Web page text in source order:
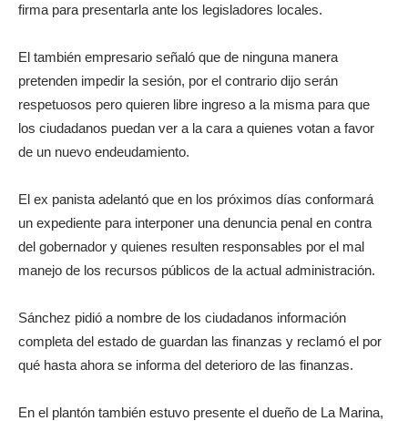
firma para presentarla ante los legisladores locales.
El también empresario señaló que de ninguna manera
pretenden impedir la sesión, por el contrario dijo serán
respetuosos pero quieren libre ingreso a la misma para que
los ciudadanos puedan ver a la cara a quienes votan a favor
de un nuevo endeudamiento.
El ex panista adelantó que en los próximos días conformará
un expediente para interponer una denuncia penal en contra
del gobernador y quienes resulten responsables por el mal
manejo de los recursos públicos de la actual administración.
Sánchez pidió a nombre de los ciudadanos información
completa del estado de guardan las finanzas y reclamó el por
qué hasta ahora se informa del deterioro de las finanzas.
En el plantón también estuvo presente el dueño de La Marina,